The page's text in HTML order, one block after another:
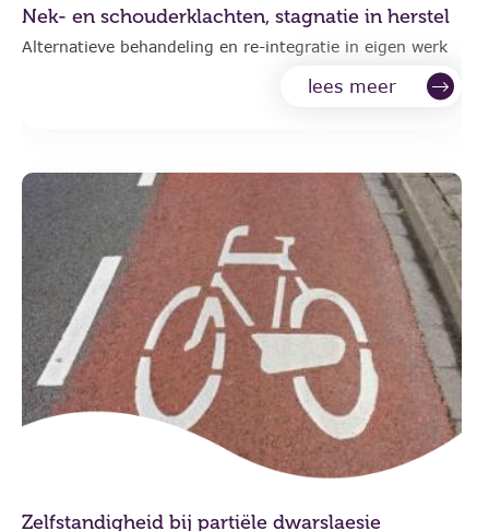
Nek- en schouderklachten, stagnatie in herstel
Alternatieve behandeling en re-integratie in eigen werk
lees meer
Zelfstandigheid bij partiële dwarslaesie